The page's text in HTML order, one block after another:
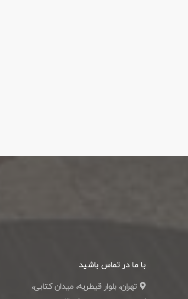
با ما در تماس باشید
تهران، بلوار قیطریه، میدان کتابی،